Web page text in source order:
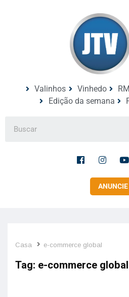
Valinhos Vinhedo
Edição da semana
ANUNCIE
Casa e-commerce global
Tag: e-commerce global